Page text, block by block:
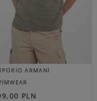
ARMANI
PLN